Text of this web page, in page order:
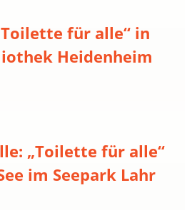
für alle“ in
Heidenheim
„Toilette für alle“
im Seepark Lahr